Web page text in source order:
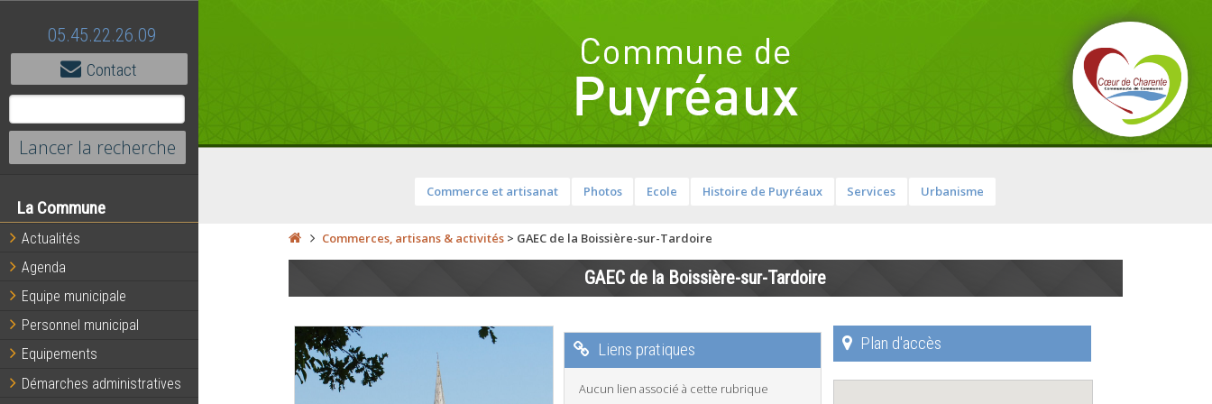
05.45.22.26.09
Contact
La Commune
Actualités
Agenda
Equipe municipale
Personnel municipal
Equipements
Démarches administratives
Commerce et artisanat Photos Ecole Histoire de Puyréaux Services Urbanisme
Commerces, artisans & activités> GAEC de la Boissière-sur-Tardoire
GAEC de la Boissière-sur-Tardoire
Liens pratiques
Aucun lien associé à cette rubrique
Plan d'accès